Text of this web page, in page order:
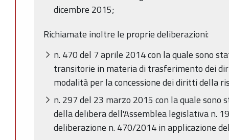
dicembre 2015;
Richiamate inoltre le proprie deliberazioni:
n. 470 del 7 aprile 2014 con la quale sono
transitorie in materia di trasferimento dei
modalità per la concessione dei diritti della
n. 297 del 23 marzo 2015 con la quale sono
della delibera dell'Assemblea legislativa n.
deliberazione n. 470/2014 in applicazione